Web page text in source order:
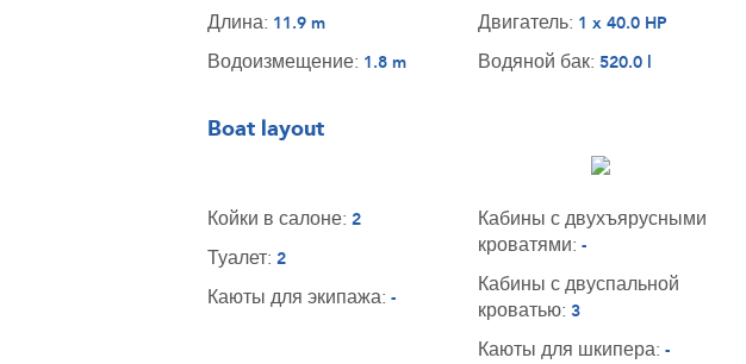
Длина: 11.9 m
Водоизмещение: 1.8 m
Двигатель: 1 x 40.0 HP
Водяной бак: 520.0 l
Boat layout
Койки в салоне: 2
Туалет: 2
Каюты для экипажа: -
Кабины с двухъярусными
кроватями: -
Кабины с двуспальной
кроватью: 3
Каюты для шкипера: -